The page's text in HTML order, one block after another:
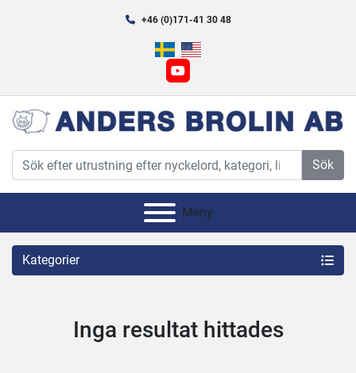
+46 (0)171-41 30 48
youtube
Sök
Meny
Kategorier
Inga resultat hittades